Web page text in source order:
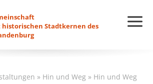
historischen Stadtkernen des
» Hin und Weg » Hin und Weg